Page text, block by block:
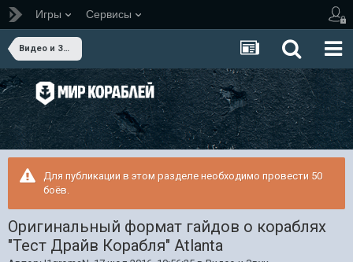
Игры Сервисы
Видео и Звук
Для публикации в этом разделе необходимо провести 50
боёв.
Оригинальный формат гайдов о кораблях
"Тест Драйв Корабля" Atlanta